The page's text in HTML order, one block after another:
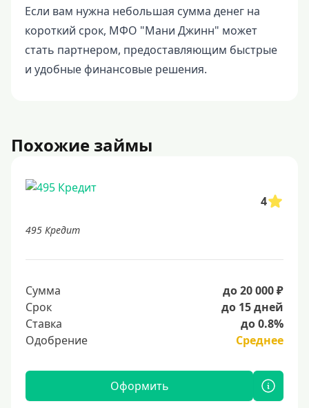
Если вам нужна небольшая сумма денег на
короткий срок, МФО "Мани Джинн" может
стать партнером, предоставляющим быстрые
и удобные финансовые решения.
Похожие займы
4
495 Кредит
Сумма
до 20 000 ₽
Срок
до 15 дней
Ставка
до 0.8%
Одобрение
Среднее
Оформить